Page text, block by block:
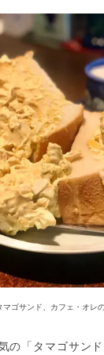
マゴサンド、カフェ・オレ
の「タマゴサン